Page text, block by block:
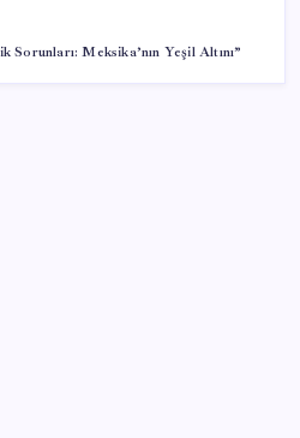
Meksika’nın Yeşil Altını”